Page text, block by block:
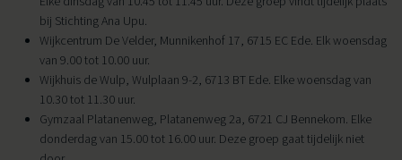
bij Stichting Ana Upu.
Wijkcentrum De Velder, Munnikenhof 17, 6715 EC Ede. Elk woensdag
van 9.00 tot 10.00 uur.
Wijkhuis de Wulp, Wulplaan 9-2, 6713 BT Ede. Elke woensdag van
10.30 tot 11.30 uur.
Gymzaal Platanenweg, Platanenweg 2a, 6721 CJ Bennekom. Elke
donderdag van 15.00 tot 16.00 uur. Deze groep gaat tijdelijk niet